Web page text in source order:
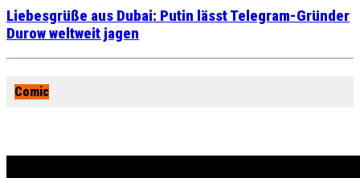
Liebesgrüße aus Dubai: Putin lässt Telegram-Gründer
Durow weltweit jagen
Comic